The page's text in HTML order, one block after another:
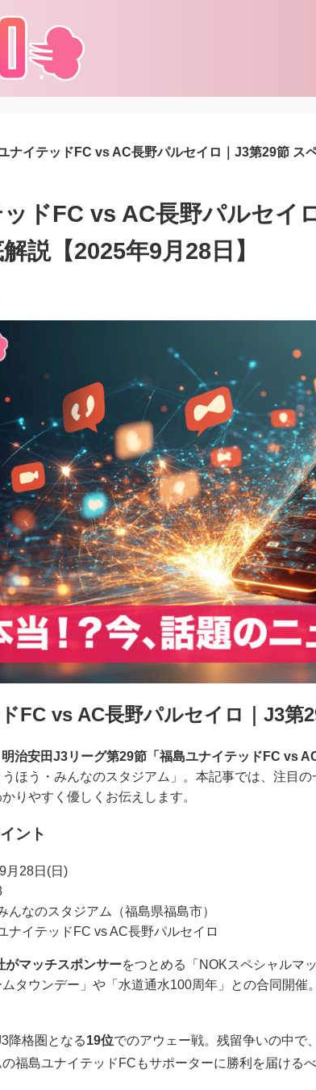
ナイテッドFC vs AC長野パルセイロ｜J3第29節 ス
ドFC vs AC長野パルセイ
説【2025年9月28日】
FC vs AC長野パルセイロ｜J3第
明治安田J3リーグ第29節「福島ユナイテッドFC vs
ほう・みんなのスタジアム」。本記事では、注目の
りやすく優しくお伝えします。
ント
月28日(日)
んなのスタジアム（福島県福島市）
ナイテッドFC vs AC長野パルセイロ
がマッチスポンサーをつとめる「NOKスペシャルマ
タウンデー」や「水道通水100周年」との合同開催
降格圏となる19位でのアウェー戦。残留争いの中で
福島ユナイテッドFCもサポーターに勝利を届ける